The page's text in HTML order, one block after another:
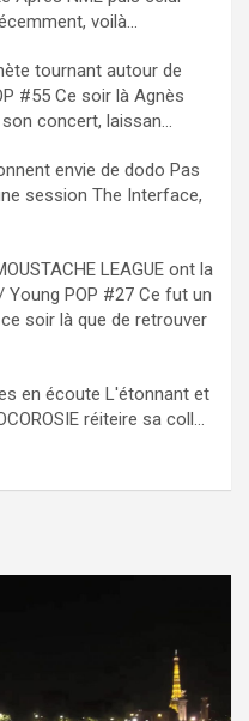
voilà...
tournant autour de
#55 Ce soir là Agnès
concert, laissan...
envie de dodo Pas
session The Interface,
LEAGUE ont la
Young POP #27 Ce fut un
soir là que de retrouver
en écoute L'étonnant et
réiteire sa coll...